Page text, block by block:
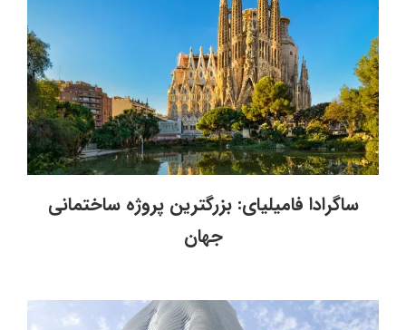
ساگرادا فامیلیای: بزرگترین پروژه ساختمانی
جهان